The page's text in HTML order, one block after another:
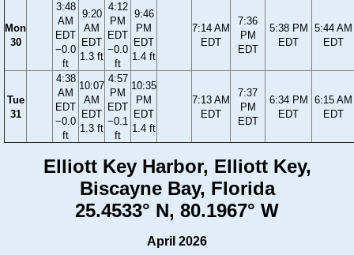
Mon
30
3:48
AM
EDT
−0.0
ft
9:20
AM
EDT
1.3 ft
4:12
PM
EDT
−0.0
ft
9:46
PM
EDT
1.4 ft
7:14 AM
EDT
7:36
PM
EDT
5:38 PM
EDT
5:44 AM
EDT
Tue
31
4:38
AM
EDT
−0.0
ft
10:07
AM
EDT
1.3 ft
4:57
PM
EDT
−0.1
ft
10:35
PM
EDT
1.4 ft
7:13 AM
EDT
7:37
PM
EDT
6:34 PM
EDT
6:15 AM
EDT
Elliott Key Harbor, Elliott Key,
Biscayne Bay, Florida
25.4533° N, 80.1967° W
April 2026